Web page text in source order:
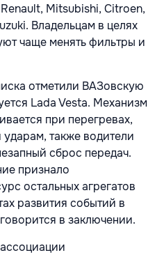
Mitsubishi, Citroen,
Владельцам в целях
чаще менять фильтры и
отметили ВАЗовскую
Lada Vesta. Механизм
при перегревах,
также водители
сброс передач.
признало
остальных агрегатов
развития событий в
в заключении.